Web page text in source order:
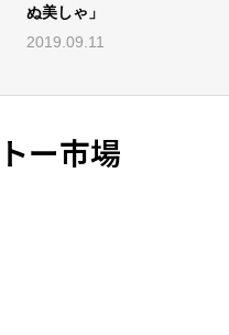
＆栄町
2020.12.25
ー市場